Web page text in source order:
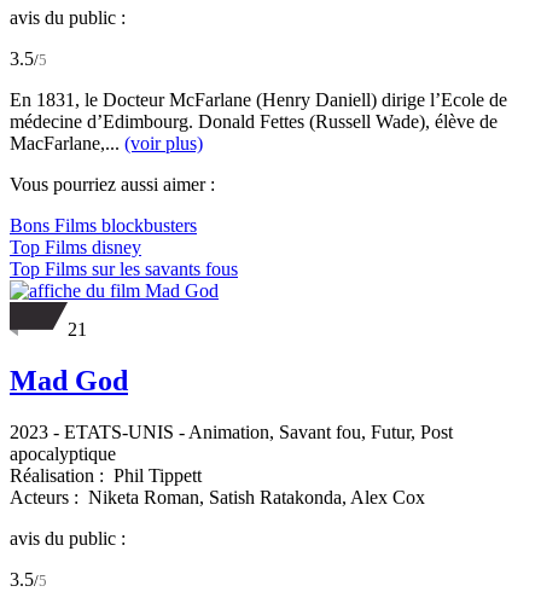
avis du public :
3.5/5
En 1831, le Docteur McFarlane (Henry Daniell) dirige l’Ecole de
médecine d’Edimbourg. Donald Fettes (Russell Wade), élève de
MacFarlane,... (voir plus)
Vous pourriez aussi aimer :
Bons Films blockbusters
Top Films disney
Top Films sur les savants fous
21
Mad God
2023 - ETATS-UNIS - Animation, Savant fou, Futur, Post
apocalyptique
Réalisation : Phil Tippett
Acteurs : Niketa Roman, Satish Ratakonda, Alex Cox
avis du public :
3.5/5